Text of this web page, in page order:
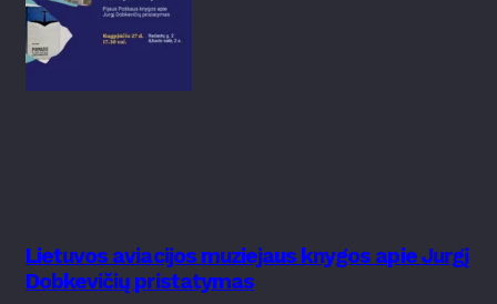
Lietuvos aviacijos muziejaus knygos apie Jurgį
Dobkevičių pristatymas